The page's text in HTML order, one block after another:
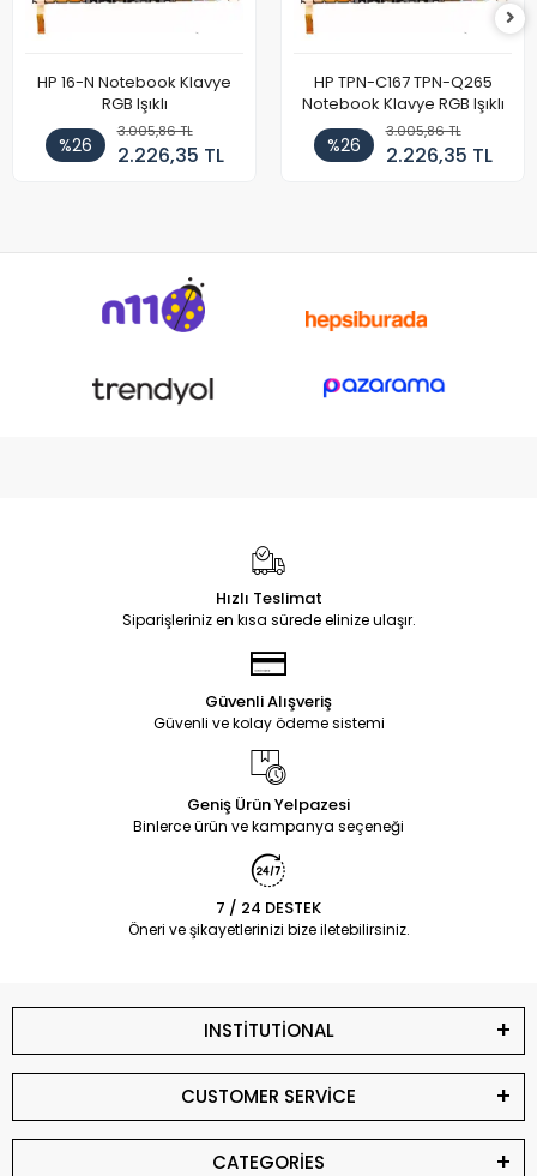
HP 16-N Notebook Klavye
RGB Işıklı
%26
3.005,86 TL
2.226,35 TL
HP TPN-C167 TPN-Q265
Notebook Klavye RGB Işıklı
%26
3.005,86 TL
2.226,35 TL
Hızlı Teslimat
Siparişleriniz en kısa sürede elinize ulaşır.
Güvenli Alışveriş
Güvenli ve kolay ödeme sistemi
Geniş Ürün Yelpazesi
Binlerce ürün ve kampanya seçeneği
7 / 24 DESTEK
Öneri ve şikayetlerinizi bize iletebilirsiniz.
INSTİTUTİONAL
CUSTOMER SERVİCE
CATEGORİES